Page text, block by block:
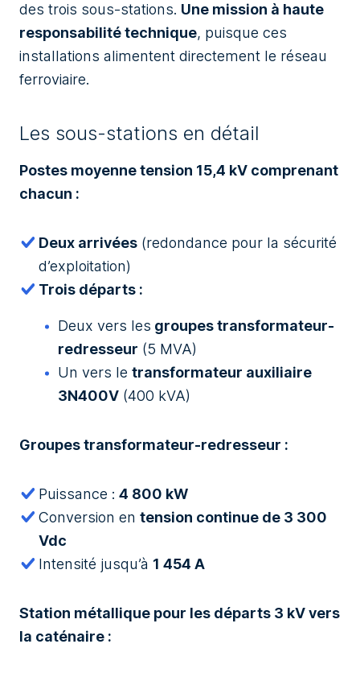
des trois sous-stations. Une mission à haute
responsabilité technique, puisque ces
installations alimentent directement le réseau
ferroviaire.
Les sous-stations en détail
Postes moyenne tension 15,4 kV comprenant
chacun :
Deux arrivées (redondance pour la sécurité
d’exploitation)
Trois départs :
Deux vers les groupes transformateur-
redresseur (5 MVA)
Un vers le transformateur auxiliaire
3N400V (400 kVA)
Groupes transformateur-redresseur :
Puissance : 4 800 kW
Conversion en tension continue de 3 300
Vdc
Intensité jusqu’à 1 454 A
Station métallique pour les départs 3 kV vers
la caténaire :